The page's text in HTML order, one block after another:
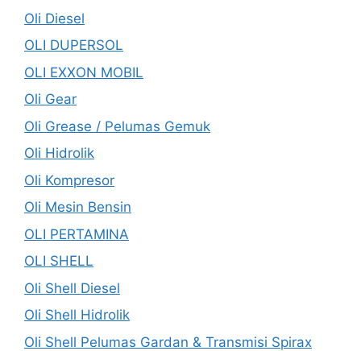
Oli Diesel
OLI DUPERSOL
OLI EXXON MOBIL
Oli Gear
Oli Grease / Pelumas Gemuk
Oli Hidrolik
Oli Kompresor
Oli Mesin Bensin
OLI PERTAMINA
OLI SHELL
Oli Shell Diesel
Oli Shell Hidrolik
Oli Shell Pelumas Gardan & Transmisi Spirax